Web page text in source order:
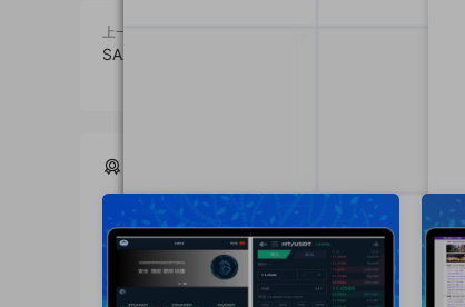
上一篇
SAAS小程序免認證V1.4.4/免300元微信小程序認證費